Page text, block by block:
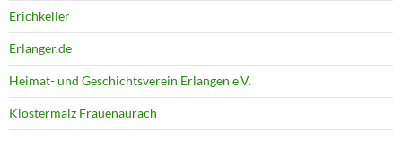
Erichkeller
Erlanger.de
Heimat- und Geschichtsverein Erlangen e.V.
Klostermalz Frauenaurach